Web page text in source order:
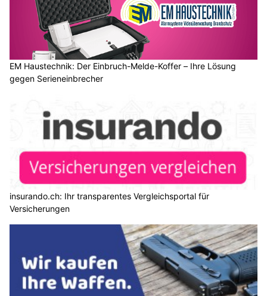
EM Haustechnik: Der Einbruch-Melde-Koffer – Ihre Lösung
gegen Serieneinbrecher
insurando.ch: Ihr transparentes Vergleichsportal für
Versicherungen